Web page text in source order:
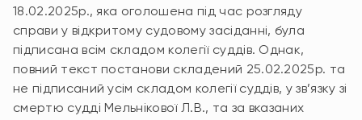
18.02.2025р., яка оголошена під час розгляду
справи у відкритому судовому засіданні, була
підписана всім складом колегії суддів. Однак,
повний текст постанови складений 25.02.2025р. та
не підписаний усім складом колегії суддів, у зв’язку зі
смертю судді Мельнікової Л.В., та за вказаних